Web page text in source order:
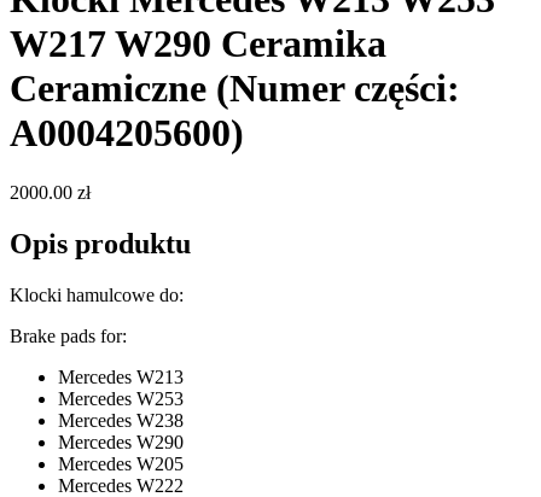
W217 W290 Ceramika
Ceramiczne (Numer części:
A0004205600)
2000.00 zł
Opis produktu
Klocki hamulcowe do:
Brake pads for:
Mercedes W213
Mercedes W253
Mercedes W238
Mercedes W290
Mercedes W205
Mercedes W222